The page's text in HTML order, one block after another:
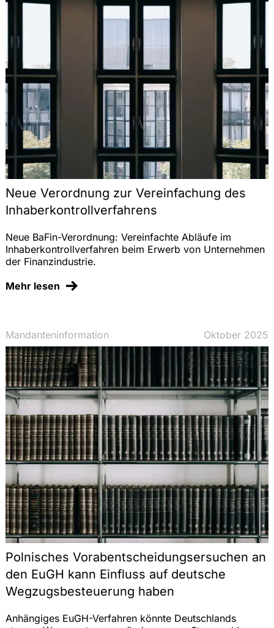
Neue Verordnung zur Vereinfachung des
Inhaberkontrollverfahrens
Neue BaFin-Verordnung: Vereinfachte Abläufe im
Inhaberkontrollverfahren beim Erwerb von Unternehmen
der Finanzindustrie.
Mehr lesen
Mandanteninformation Oktober 2025
Polnisches Vorabentscheidungsersuchen an
den EuGH kann Einfluss auf deutsche
Wegzugsbesteuerung haben
Anhängiges EuGH-Verfahren könnte Deutschlands